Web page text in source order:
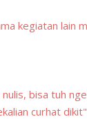
kegiatan lain
bisa tuh
curhat